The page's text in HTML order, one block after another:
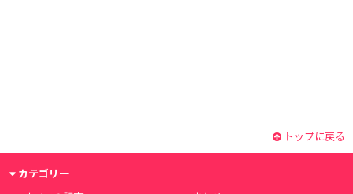
トップに戻る
カテゴリー